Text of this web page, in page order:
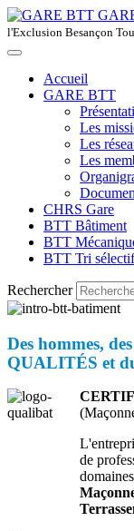
l'Exclusion Besançon
Accueil
GARE BTT
Les
Les
Les
CHRS Gare
BTT Bâtiment
BTT
BTT Tri sélectif
Rechercher
Des hommes,
QUALITÉS et
de